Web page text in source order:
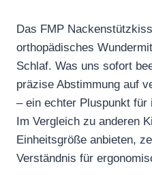
Das FMP
orthopädisches
Schlaf. Was uns sofort
präzise Abstimmung auf
– ein echter Pluspunkt für
Im Vergleich zu anderen
Einheitsgröße anbieten,
Verständnis für